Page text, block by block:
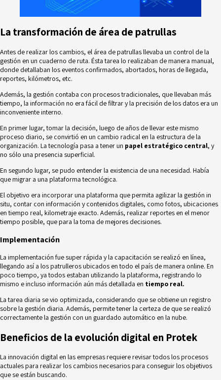
La transformación de área de patrullas
Antes de realizar los cambios, el área de patrullas llevaba un control de la
gestión en un cuaderno de ruta. Ésta tarea lo realizaban de manera manual,
donde detallaban los eventos confirmados, abortados, horas de llegada,
reportes, kilómetros, etc.
Además, la gestión contaba con procesos tradicionales, que llevaban más
tiempo, la información no era fácil de filtrar y la precisión de los datos era un
inconveniente interno.
En primer lugar, tomar la decisión, luego de años de llevar este mismo
proceso diario, se convirtió en un cambio radical en la estructura de la
organización. La tecnología pasa a tener un papel estratégico central, y
no sólo una presencia superficial.
En segundo lugar, se pudo entender la existencia de una necesidad. Había
que migrar a una plataforma tecnológica.
El objetivo era incorporar una plataforma que permita agilizar la gestión in
situ, contar con información y contenidos digitales, como fotos, ubicaciones
en tiempo real, kilometraje exacto. Además, realizar reportes en el menor
tiempo posible, que para la toma de mejores decisiones.
Implementación
La implementación fue super rápida y la capacitación se realizó en línea,
llegando así a los patrulleros ubicados en todo el país de manera online. En
poco tiempo, ya todos estaban utilizando la plataforma, registrando lo
mismo e incluso información aún más detallada en tiempo real.
La tarea diaria se vio optimizada, considerando que se obtiene un registro
sobre la gestión diaria. Además, permite tener la certeza de que se realizó
correctamente la gestión con un guardado automático en la nube.
Beneficios de la evolución digital en Protek
La innovación digital en las empresas requiere revisar todos los procesos
actuales para realizar los cambios necesarios para conseguir los objetivos
que se están buscando.